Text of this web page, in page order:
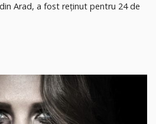
Arad, a fost reținut pentru 24 de